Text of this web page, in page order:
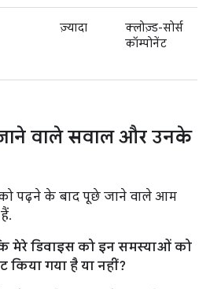
ज़्यादा
क्लोज़्ड-सोर्स
कॉम्पोनेंट
वाले सवाल और उनके
पढ़ने के बाद पूछे जाने वाले आम
मेरे डिवाइस को इन समस्याओं को
गया है या नहीं?